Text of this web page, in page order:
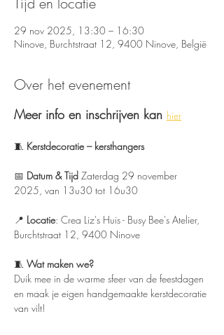
29 nov 2025, 13:30 – 16:30
Ninove, Burchtstraat 12, 9400 Ninove, België
Over het evenement
Meer info en inschrijven kan hier
🧵 Kerstdecoratie – kersthangers
📅 Datum & Tijd Zaterdag 29 november
2025, van 13u30 tot 16u30
📍 Locatie: Crea Liz's Huis - Busy Bee's Atelier,
Burchtstraat 12, 9400 Ninove
🧵 Wat maken we?
Duik mee in de warme sfeer van de feestdagen
en maak je eigen handgemaakte kerstdecoratie
van vilt!